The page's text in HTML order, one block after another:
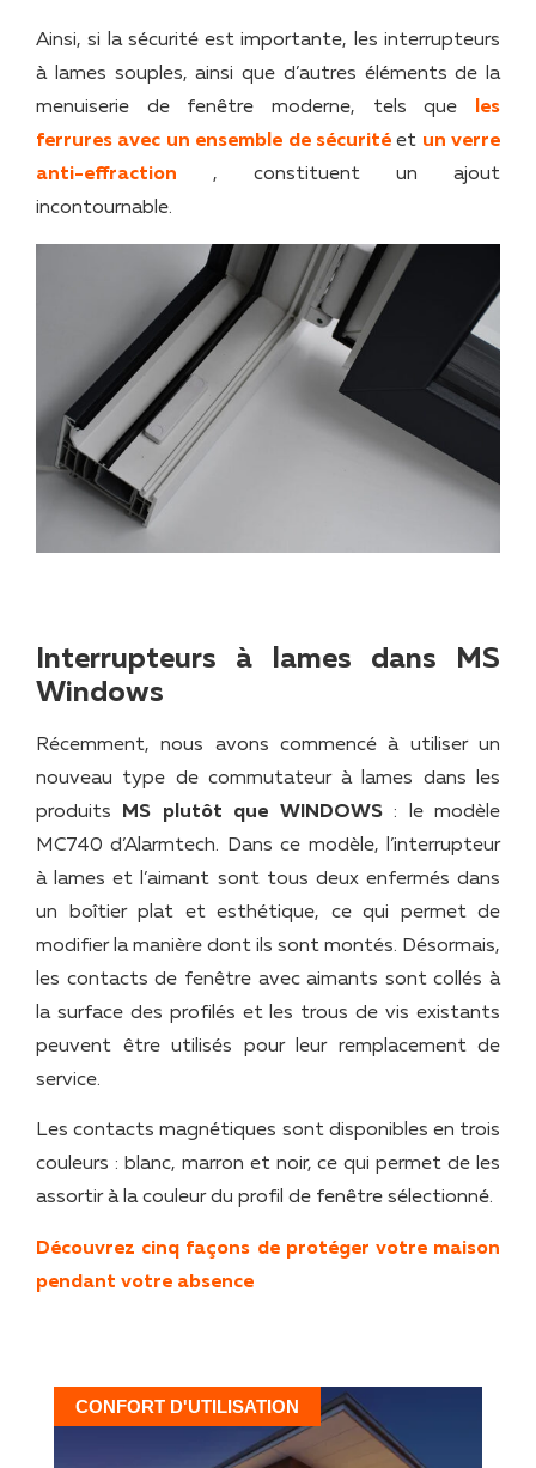
Ainsi, si la sécurité est importante, les interrupteurs
à lames souples, ainsi que d’autres éléments de la
menuiserie de fenêtre moderne, tels que
les
ferrures avec un ensemble de sécuritéet un verre
anti-effraction , constituent un ajout
incontournable.
Interrupteurs à lames dans MS
Windows
Récemment, nous avons commencé à utiliser un
nouveau type de commutateur à lames dans les
produits
MS plutôt que WINDOWS: le modèle
MC740 d’Alarmtech. Dans ce modèle, l’interrupteur
à lames et l’aimant sont tous deux enfermés dans
un boîtier plat et esthétique, ce qui permet de
modifier la manière dont ils sont montés. Désormais,
les contacts de fenêtre avec aimants sont collés à
la surface des profilés et les trous de vis existants
peuvent être utilisés pour leur remplacement de
service.
Les contacts magnétiques sont disponibles en trois
couleurs : blanc, marron et noir, ce qui permet de les
assortir à la couleur du profil de fenêtre sélectionné.
Découvrez cinq façons de protéger votre maison
pendant votre absence
CONFORT D'UTILISATION